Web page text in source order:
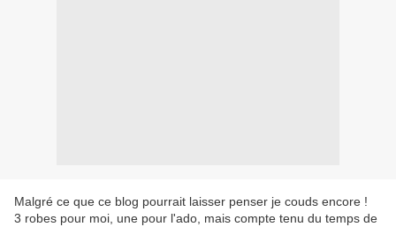
Malgré ce que ce blog pourrait laisser penser je couds encore !
3 robes pour moi, une pour l'ado, mais compte tenu du temps de